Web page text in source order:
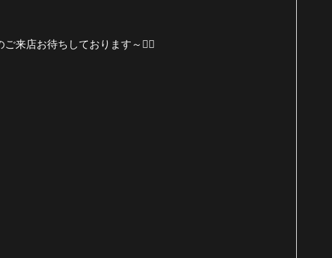
来店お待ちしております～🙇‍♂️